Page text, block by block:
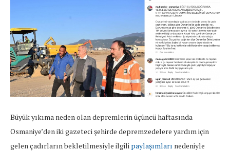
Büyük yıkıma neden olan depremlerin üçüncü haftasında
Osmaniye’den iki gazeteci şehirde depremzedelere yardım için
gelen çadırların bekletilmesiyle ilgili paylaşımları nedeniyle